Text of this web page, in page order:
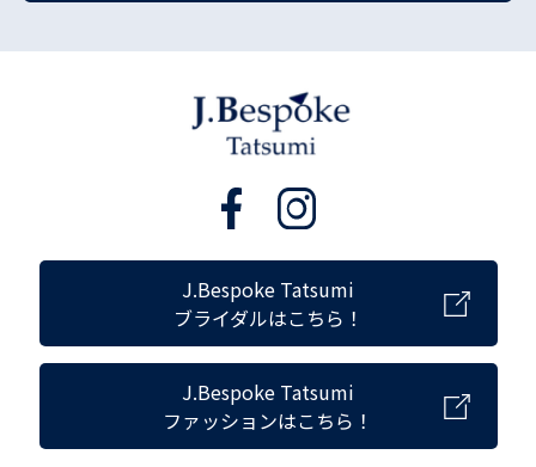
J.Bespoke Tatsumi
ブライダルはこちら！
J.Bespoke Tatsumi
ファッションはこちら！